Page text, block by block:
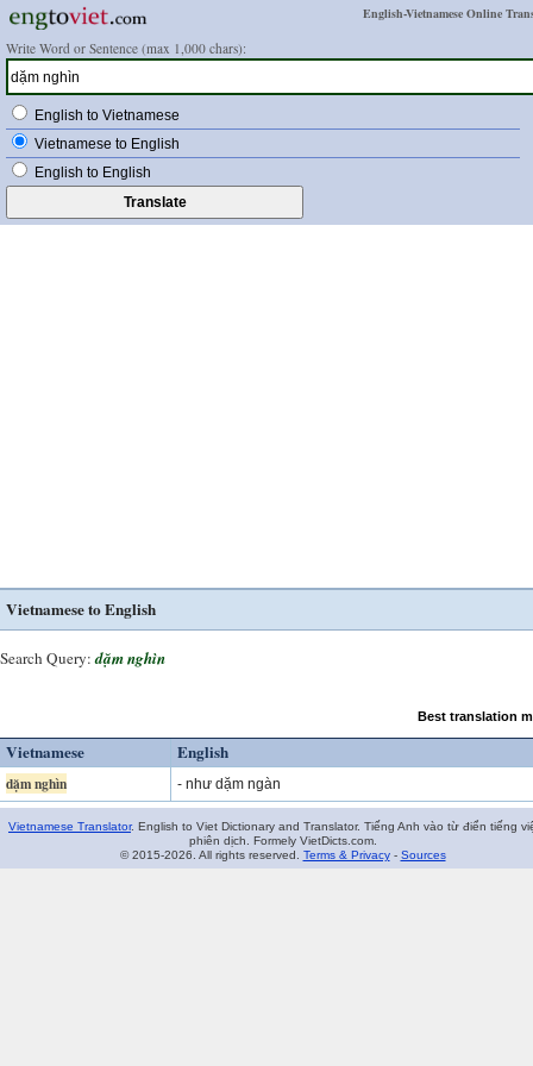
English-Vietnamese Online
Write Word or Sentence (max 1,000 chars):
English to Vietnamese
Vietnamese to English
English to English
Vietnamese to English
Search Query: dặm nghìn
Best translation
Vietnamese English
dặm nghìn - như dặm ngàn
Vietnamese Translator. English to Viet Dictionary and Translator. Tiếng Anh vào từ điển tiếng
phiên dịch. Formely VietDicts.com.
© 2015-2026. All rights reserved. Terms & Privacy- Sources